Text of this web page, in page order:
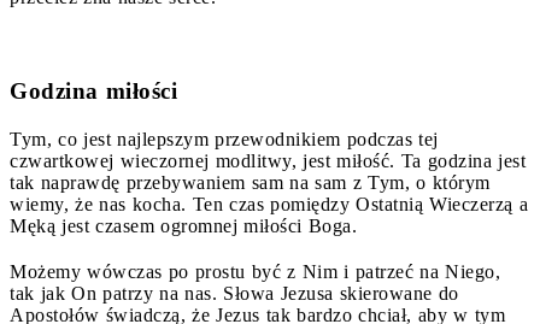
Godzina miłości
Tym, co jest najlepszym przewodnikiem podczas tej
czwartkowej wieczornej modlitwy, jest miłość. Ta godzina jest
tak naprawdę przebywaniem sam na sam z Tym, o którym
wiemy, że nas kocha. Ten czas pomiędzy Ostatnią Wieczerzą a
Męką jest czasem ogromnej miłości Boga.
Możemy wówczas po prostu być z Nim i patrzeć na Niego,
tak jak On patrzy na nas. Słowa Jezusa skierowane do
Apostołów świadczą, że Jezus tak bardzo chciał, aby w tym